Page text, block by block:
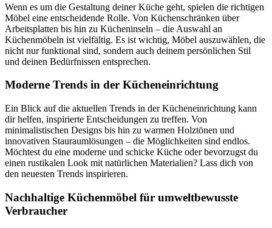
Wenn es um die Gestaltung deiner Küche geht, spielen die richtigen
Möbel eine entscheidende Rolle. Von Küchenschränken über
Arbeitsplatten bis hin zu Kücheninseln – die Auswahl an
Küchenmöbeln ist vielfältig. Es ist wichtig, Möbel auszuwählen, die
nicht nur funktional sind, sondern auch deinem persönlichen Stil
und deinen Bedürfnissen entsprechen.
Moderne Trends in der Kücheneinrichtung
Ein Blick auf die aktuellen Trends in der Kücheneinrichtung kann
dir helfen, inspirierte Entscheidungen zu treffen. Von
minimalistischen Designs bis hin zu warmen Holztönen und
innovativen Stauraumlösungen – die Möglichkeiten sind endlos.
Möchtest du eine moderne und schicke Küche oder bevorzugst du
einen rustikalen Look mit natürlichen Materialien? Lass dich von
den neuesten Trends inspirieren.
Nachhaltige Küchenmöbel für umweltbewusste
Verbraucher